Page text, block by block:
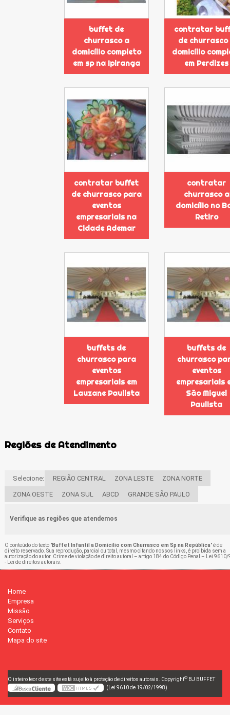
buffet de
churrasco a
domicílio completo
em sp na Ipiranga
contratar
de churrasco
domicílio
em Perdizes
contratar buffet
de churrasco para
eventos
empresariais na
Cidade Ademar
contratar
churrasco a
domicílio no
Retiro
buffets de
churrasco para
eventos
empresariais em
Lauzane Paulista
buffets de
churrasco
eventos
empresariais
São Miguel
Paulista
Regiões de Atendimento
Selecione: REGIÃO CENTRAL ZONA LESTE ZONA NORTE
ZONA OESTE ZONA SUL ABCD GRANDE SÃO PAULO
Verifique as regiões que atendemos
O conteúdo do texto "Buffet Infantil a Domicílio com Churrasco em Sp na República" é de
direito reservado. Sua reprodução, parcial ou total, mesmo citando nossos links, é proibida sem a
autorização do autor. Crime de violação de direito autoral – artigo 184 do Código Penal –
Lei 9610/
- Lei de direitos autorais
Home
Empresa
Missão
Serviços
Contato
Mapa do site
O inteiro teor deste site está sujeito à proteção de direitos autorais. Copyright© BJ BUFFET
(Lei 9610 de 19/02/1998)